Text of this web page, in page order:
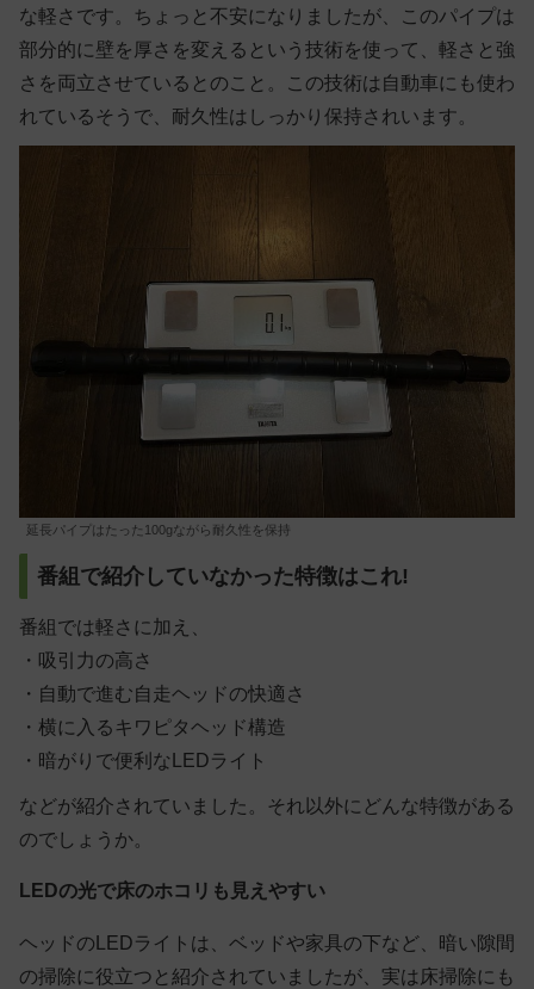
な軽さです。ちょっと不安になりましたが、このパイプは
部分的に壁を厚さを変えるという技術を使って、軽さと強
さを両立させているとのこと。この技術は自動車にも使わ
れているそうで、耐久性はしっかり保持されいます。
延長パイプはたった100gながら耐久性を保持
番組で紹介していなかった特徴はこれ!
番組では軽さに加え、
・吸引力の高さ
・自動で進む自走ヘッドの快適さ
・横に入るキワピタヘッド構造
・暗がりで便利なLEDライト
などが紹介されていました。それ以外にどんな特徴がある
のでしょうか。
LEDの光で床のホコリも見えやすい
ヘッドのLEDライトは、ベッドや家具の下など、暗い隙間
の掃除に役立つと紹介されていましたが、実は床掃除にも